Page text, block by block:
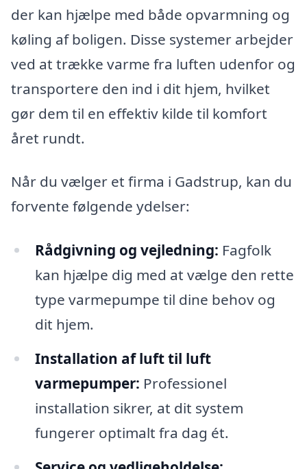
der kan hjælpe med både opvarmning og
køling af boligen. Disse systemer arbejder
ved at trække varme fra luften udenfor og
transportere den ind i dit hjem, hvilket
gør dem til en effektiv kilde til komfort
året rundt.
Når du vælger et firma i Gadstrup, kan du
forvente følgende ydelser:
Rådgivning og vejledning: Fagfolk
kan hjælpe dig med at vælge den rette
type varmepumpe til dine behov og
dit hjem.
Installation af luft til luft
varmepumper: Professionel
installation sikrer, at dit system
fungerer optimalt fra dag ét.